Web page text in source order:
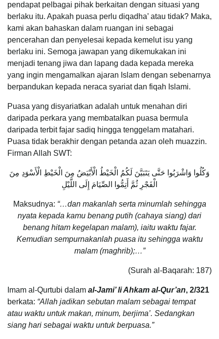
pendapat pelbagai pihak berkaitan dengan situasi yang
berlaku itu. Apakah puasa perlu diqadha’ atau tidak? Maka,
kami akan bahaskan dalam ruangan ini sebagai
pencerahan dan penyelesai kepada kemelut isu yang
berlaku ini. Semoga jawapan yang dikemukakan ini
menjadi tenang jiwa dan lapang dada kepada mereka
yang ingin mengamalkan ajaran Islam dengan sebenarnya
berpandukan kepada neraca syariat dan fiqah Islami.
Puasa yang disyariatkan adalah untuk menahan diri
daripada perkara yang membatalkan puasa bermula
daripada terbit fajar sadiq hingga tenggelam matahari.
Puasa tidak berakhir dengan petanda azan oleh muazzin.
Firman Allah SWT:
وَكُلُوا وَاشْرَبُوا حَتَّى يَتَبَيَّنَ لَكُمُ الْخَيْطُ الْأَبْيَضُ مِنَ الْخَيْطِ الْأَسْوَدِ مِنَ
الْفَجْرِ ثُمَّ أَتِمُّوا الصِّيَامَ إِلَى اللَّيْلِ
Maksudnya: “…dan makanlah serta minumlah sehingga
nyata kepada kamu benang putih (cahaya siang) dari
benang hitam kegelapan malam), iaitu waktu fajar.
Kemudian sempurnakanlah puasa itu sehingga waktu
malam (maghrib);…”
(Surah al-Baqarah: 187)
Imam al-Qurtubi dalam al-Jami’ li Ahkam al-Qur’an, 2/321
berkata: “Allah jadikan sebutan malam sebagai tempat
atau waktu untuk makan, minum, berjima’. Sedangkan
siang hari sebagai waktu untuk berpuasa.”